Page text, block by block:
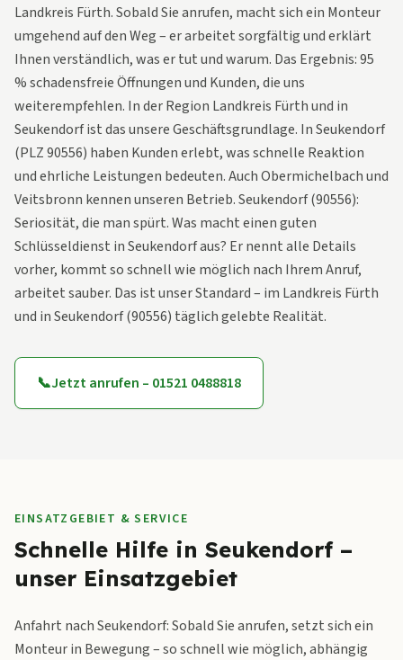
Landkreis Fürth. Sobald Sie anrufen, macht sich ein Monteur
umgehend auf den Weg – er arbeitet sorgfältig und erklärt
Ihnen verständlich, was er tut und warum. Das Ergebnis: 95
% schadensfreie Öffnungen und Kunden, die uns
weiterempfehlen. In der Region Landkreis Fürth und in
Seukendorf ist das unsere Geschäftsgrundlage. In Seukendorf
(PLZ 90556) haben Kunden erlebt, was schnelle Reaktion
und ehrliche Leistungen bedeuten. Auch Obermichelbach und
Veitsbronn kennen unseren Betrieb. Seukendorf (90556):
Seriosität, die man spürt. Was macht einen guten
Schlüsseldienst in Seukendorf aus? Er nennt alle Details
vorher, kommt so schnell wie möglich nach Ihrem Anruf,
arbeitet sauber. Das ist unser Standard – im Landkreis Fürth
und in Seukendorf (90556) täglich gelebte Realität.
📞Jetzt anrufen – 01521 0488818
EINSATZGEBIET & SERVICE
Schnelle Hilfe in Seukendorf –
unser Einsatzgebiet
Anfahrt nach Seukendorf: Sobald Sie anrufen, setzt sich ein
Monteur in Bewegung – so schnell wie möglich, abhängig